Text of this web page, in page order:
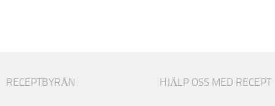
RECEPTBYRÅN HJÄLP OSS MED RECEPT